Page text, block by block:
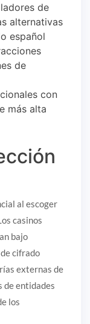
de
alternativas
español
de
con
más alta
al escoger
casinos
bajo
cifrado
externas de
de entidades
los